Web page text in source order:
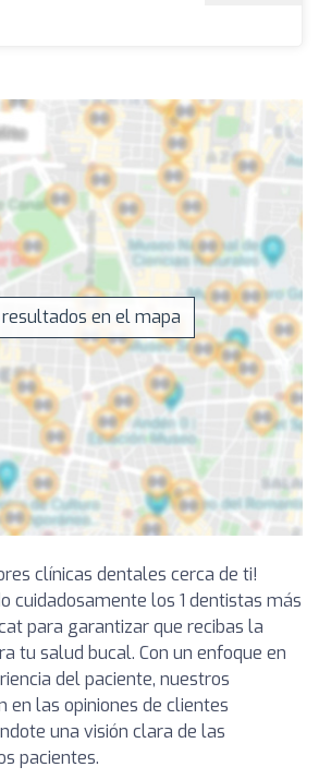
en el mapa
clínicas dentales cerca de ti!
cuidadosamente los 1 dentistas más
para garantizar que recibas la
tu salud bucal. Con un enfoque en
del paciente, nuestros
en las opiniones de clientes
una visión clara de las
pacientes.